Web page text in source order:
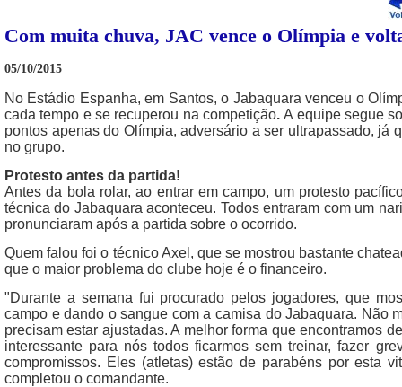
Com muita chuva, JAC vence o Olímpia e
05/10/2015
No Estádio Espanha, em Santos, o Jabaquara venceu o
cada tempo e se recuperou na competição.A equipe segue
pontos apenas do Olímpia, adversário a ser ultrapassado, já
no grupo.
Protesto antes da partida!
Antes da bola rolar, ao entrar em campo, um protesto
técnica do Jabaquara aconteceu. Todos entraram com um
pronunciaram após a partida sobre o ocorrido.
Quem falou foi o técnico Axel, que se mostrou bastante
que o maior problema do clube hoje é o financeiro.
"Durante a semana fui procurado pelos jogadores, que
campo e dando o sangue com a camisa do Jabaquara. Não
precisam estar ajustadas. A melhor forma que encontramos
interessante para nós todos ficarmos sem treinar, fazer
compromissos. Eles (atletas) estão de parabéns por esta
completou o comandante.